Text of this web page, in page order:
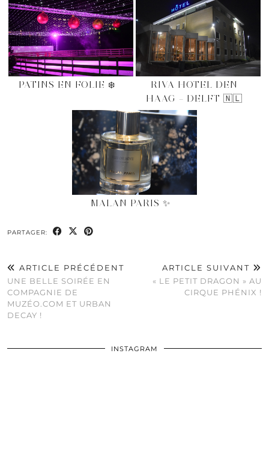
PATINS EN FOLIE ❄️
RIVA HOTEL DEN
HAAG – DELFT 🇳🇱
MALAN PARIS ✨
PARTAGER:
ARTICLE PRÉCÉDENT
UNE BELLE SOIRÉE EN
COMPAGNIE DE
MUZÉO.COM ET URBAN
DECAY !
ARTICLE SUIVANT
« LE PETIT DRAGON » AU
CIRQUE PHÉNIX !
INSTAGRAM